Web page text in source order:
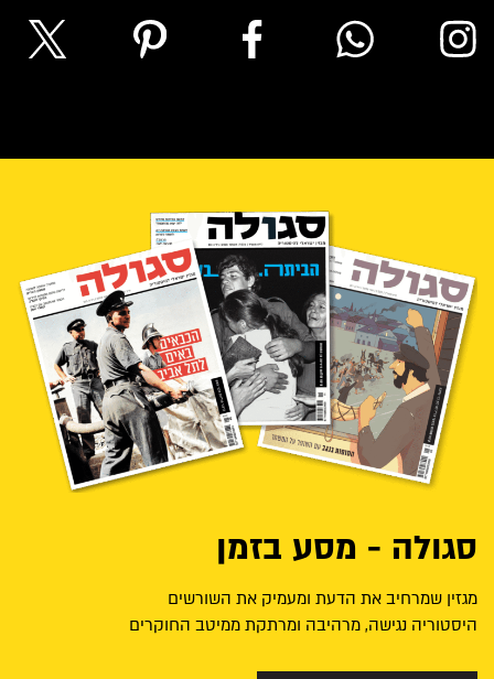
סגולה - מסע בזמן
מגזין שמרחיב את הדעת ומעמיק את השורשים
היסטוריה נגישה, מרהיבה ומרתקת ממיטב החוקרים